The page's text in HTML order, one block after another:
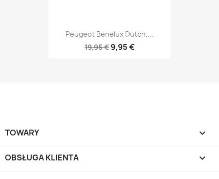
Peugeot Benelux Dutch,...
19,95 € 9,95 €
TOWARY 
OBSŁUGA KLIENTA 